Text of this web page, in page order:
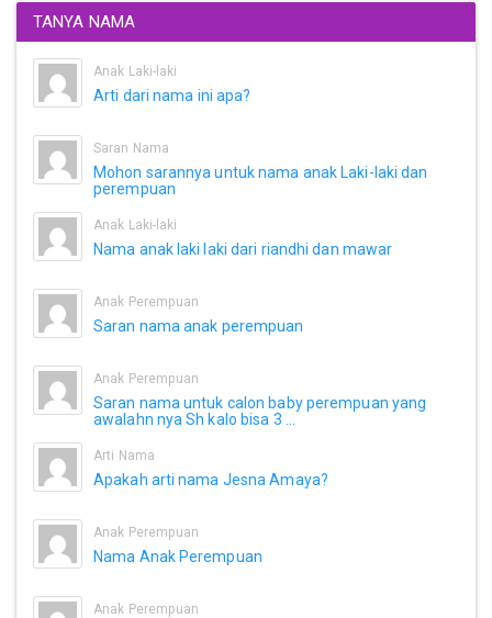
TANYA NAMA
Anak Laki-laki
Arti dari nama ini apa?
Saran Nama
Mohon sarannya untuk nama anak Laki-laki dan
perempuan
Anak Laki-laki
Nama anak laki laki dari riandhi dan mawar
Anak Perempuan
Saran nama anak perempuan
Anak Perempuan
Saran nama untuk calon baby perempuan yang
awalahn nya Sh kalo bisa 3 ...
Arti Nama
Apakah arti nama Jesna Amaya?
Anak Perempuan
Nama Anak Perempuan
Anak Perempuan